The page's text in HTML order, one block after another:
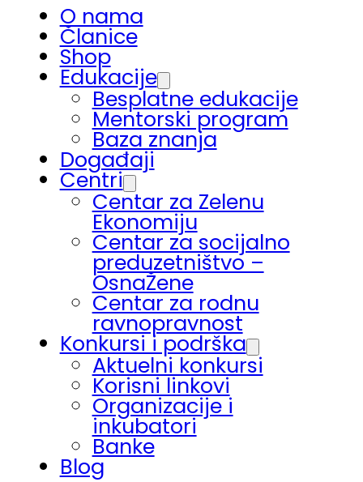
O nama
Članice
Shop
Edukacije
Besplatne edukacije
Mentorski program
Baza znanja
Događaji
Centri
Centar za Zelenu
Ekonomiju
Centar za socijalno
preduzetništvo –
OsnaŽene
Centar za rodnu
ravnopravnost
Konkursi i podrška
Aktuelni konkursi
Korisni linkovi
Organizacije i
inkubatori
Banke
Blog